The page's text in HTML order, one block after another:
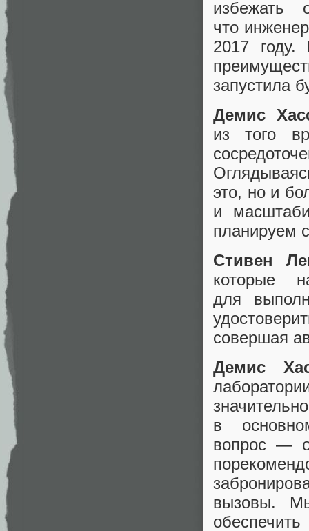
избежать
что
2017 году.
запустила
Демис
из того
это, но и
и
планируем
Стивен
которые
для
совершая
Демис
в
вопрос —
вызовы.